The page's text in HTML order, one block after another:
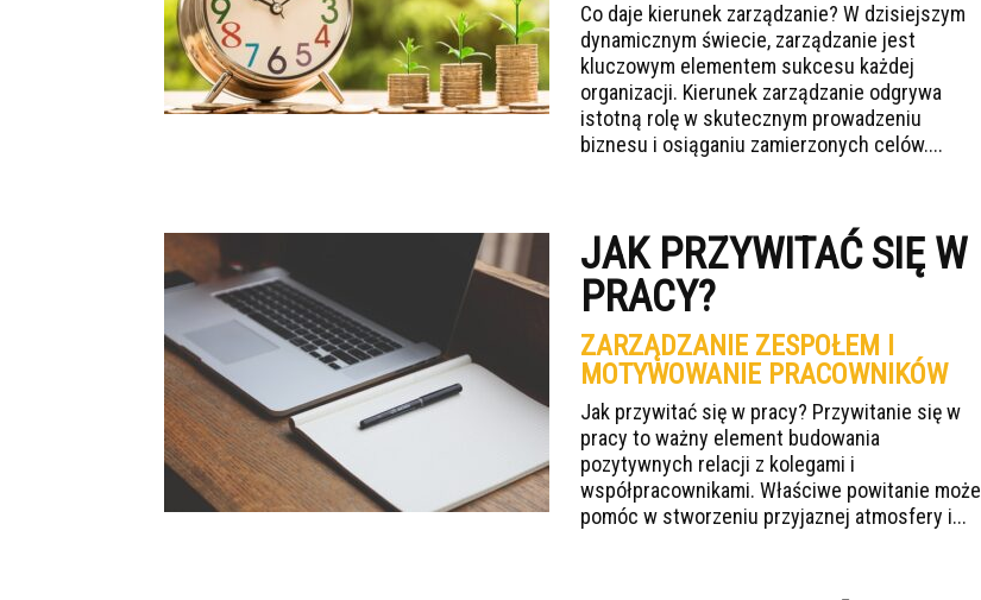
Co daje kierunek zarządzanie? W dzisiejszym
dynamicznym świecie, zarządzanie jest
kluczowym elementem sukcesu każdej
organizacji. Kierunek zarządzanie odgrywa
istotną rolę w skutecznym prowadzeniu
biznesu i osiąganiu zamierzonych celów....
JAK PRZYWITAĆ SIĘ W
PRACY?
ZARZĄDZANIE ZESPOŁEM I
MOTYWOWANIE PRACOWNIKÓW
Jak przywitać się w pracy? Przywitanie się w
pracy to ważny element budowania
pozytywnych relacji z kolegami i
współpracownikami. Właściwe powitanie może
pomóc w stworzeniu przyjaznej atmosfery i...